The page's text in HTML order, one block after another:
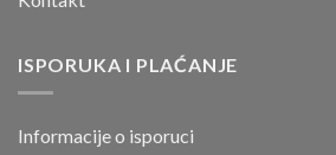
ISPORUKA I PLAĆANJE
Informacije o isporuci